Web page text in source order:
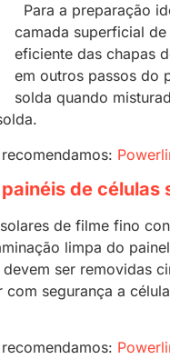
Para a preparação
camada superficial
eficiente das chapas
em outros passos do
solda quando
:
de células
de filme fino
limpa do
ser removidas
com segurança a
: